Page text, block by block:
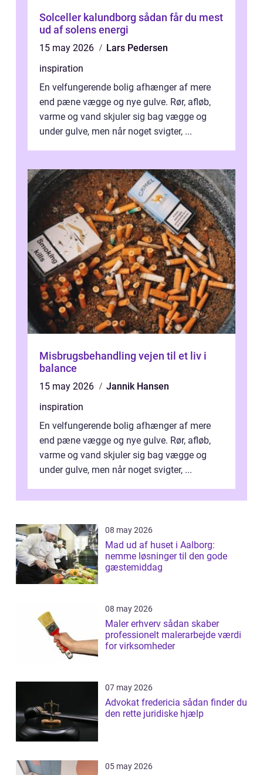
Solceller kalundborg sådan får du mest
ud af solens energi
15 may 2026
Lars Pedersen
inspiration
En velfungerende bolig afhænger af mere
end pæne vægge og nye gulve. Rør, afløb,
varme og vand skjuler sig bag vægge og
under gulve, men når noget svigter, ...
Misbrugsbehandling vejen til et liv i
balance
15 may 2026
Jannik Hansen
inspiration
En velfungerende bolig afhænger af mere
end pæne vægge og nye gulve. Rør, afløb,
varme og vand skjuler sig bag vægge og
under gulve, men når noget svigter, ...
08 may 2026
Mad ud af huset i Aalborg:
nemme løsninger til den gode
gæstemiddag
08 may 2026
Maler erhverv sådan skaber
professionelt malerarbejde værdi
for virksomheder
07 may 2026
Advokat fredericia sådan finder du
den rette juridiske hjælp
05 may 2026